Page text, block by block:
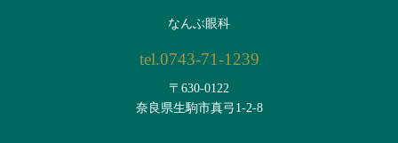
なんぶ眼科
tel.0743-71-1239
〒630-0122
奈良県生駒市真弓1-2-8